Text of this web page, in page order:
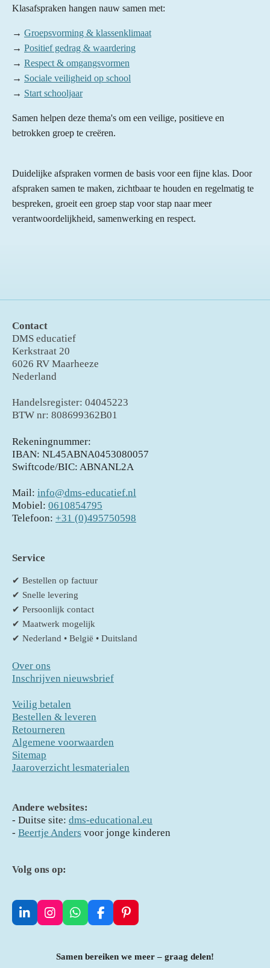
Klasafspraken hangen nauw samen met:
→ Groepsvorming & klassenklimaat
→ Positief gedrag & waardering
→ Respect & omgangsvormen
→ Sociale veiligheid op school
→ Start schooljaar
Samen helpen deze thema's om een veilige, positieve en
betrokken groep te creëren.
Duidelijke afspraken vormen de basis voor een fijne klas. Door
afspraken samen te maken, zichtbaar te houden en regelmatig te
bespreken, groeit een groep stap voor stap naar meer
verantwoordelijkheid, samenwerking en respect.
Contact
DMS educatief
Kerkstraat 20
6026 RV Maarheeze
Nederland
Handelsregister: 04045223
BTW nr: 808699362B01
Rekeningnummer:
IBAN: NL45ABNA0453080057
Swiftcode/BIC: ABNANL2A
Mail: info@dms-educatief.nl
Mobiel: 0610854795
Telefoon: +31 (0)495750598
Service
✔ Bestellen op factuur
✔ Snelle levering
✔ Persoonlijk contact
✔ Maatwerk mogelijk
✔ Nederland • België • Duitsland
Over ons
Inschrijven nieuwsbrief
Veilig betalen
Bestellen & leveren
Retourneren
Algemene voorwaarden
Sitemap
Jaaroverzicht lesmaterialen
Andere websites:
- Duitse site: dms-educational.eu
- Beertje Anders voor jonge kinderen
Volg ons op:
L
I
W
F
e
P
Samen bereiken we meer – graag delen!